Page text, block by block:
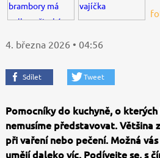
4. března 2026 • 04:56
Sdílet Tweet
Pomocníky do kuchyně, o
nemusíme představovat. Většina
při vaření nebo pečení. Možná
umějí daleko víc. Podívejte se, s